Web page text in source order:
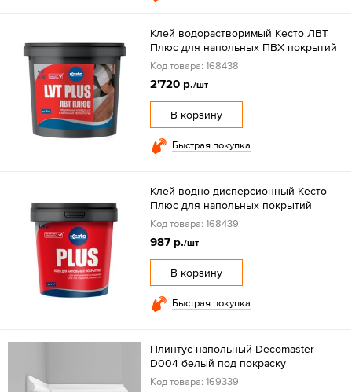
Клей водорастворимый Кесто ЛВТ
Плюс для напольных ПВХ покрытий
Код товара: 168438
2'720 р./шт
В корзину
Быстрая покупка
Клей водно-дисперсионный Кесто
Плюс для напольных покрытий
Код товара: 168439
987 р./шт
В корзину
Быстрая покупка
Плинтус напольный Decomaster
D004 белый под покраску
Код товара: 169339